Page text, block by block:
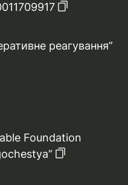
реагування”
Foundation